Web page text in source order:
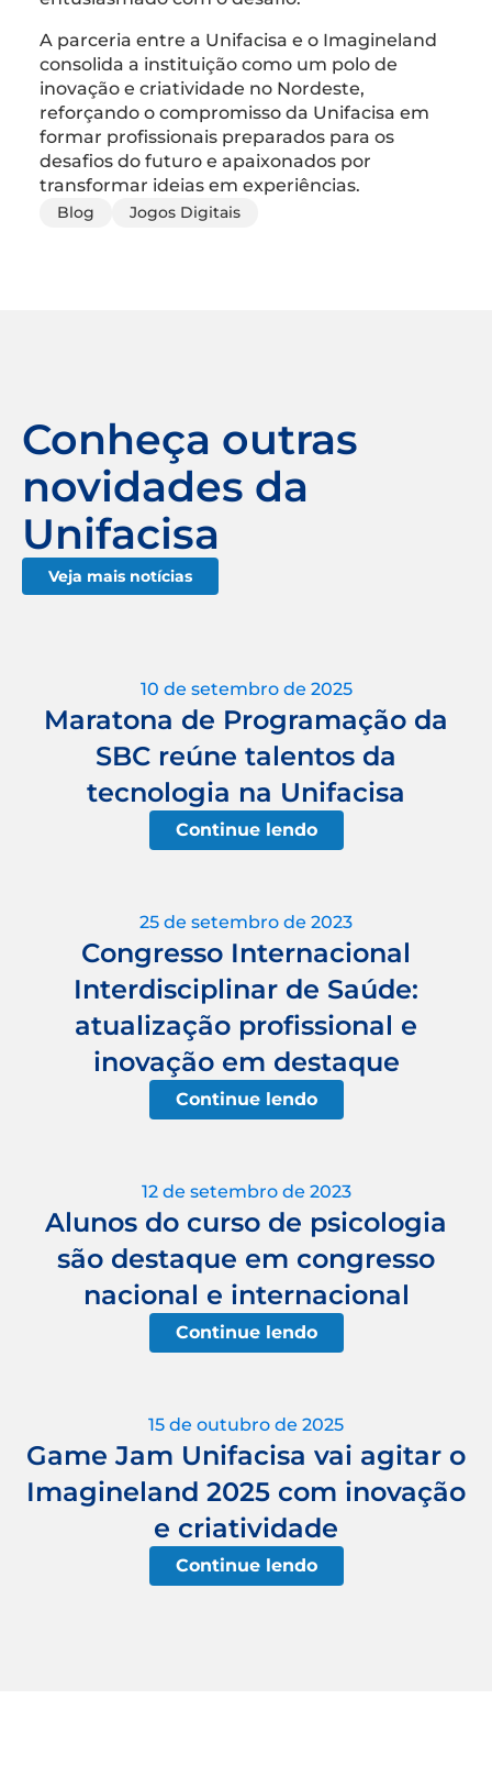
A parceria entre a Unifacisa e o Imagineland
consolida a instituição como um polo de
inovação e criatividade no Nordeste,
reforçando o compromisso da Unifacisa em
formar profissionais preparados para os
desafios do futuro e apaixonados por
transformar ideias em experiências.
Blog Jogos Digitais
Conheça outras
novidades da
Unifacisa
Veja mais notícias
10 de setembro de 2025
Maratona de Programação da
SBC reúne talentos da
tecnologia na Unifacisa
Continue lendo
25 de setembro de 2023
Congresso Internacional
Interdisciplinar de Saúde:
atualização profissional e
inovação em destaque
Continue lendo
12 de setembro de 2023
Alunos do curso de psicologia
são destaque em congresso
nacional e internacional
Continue lendo
15 de outubro de 2025
Game Jam Unifacisa vai agitar o
Imagineland 2025 com inovação
e criatividade
Continue lendo